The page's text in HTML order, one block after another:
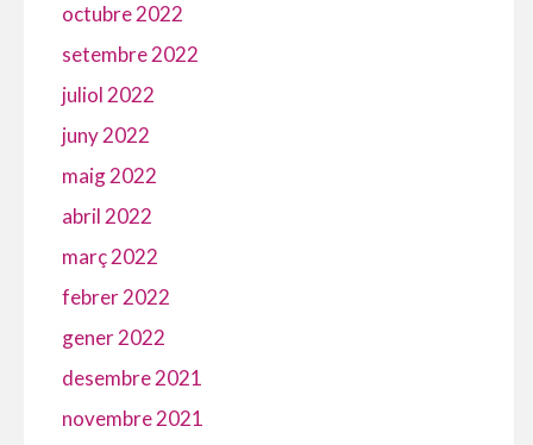
octubre 2022
setembre 2022
juliol 2022
juny 2022
maig 2022
abril 2022
març 2022
febrer 2022
gener 2022
desembre 2021
novembre 2021